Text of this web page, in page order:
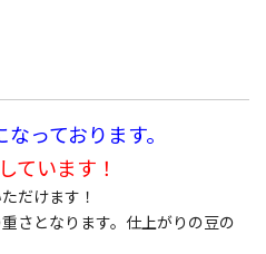
っております。
ています！
だけます！
さとなります。仕上がりの豆の